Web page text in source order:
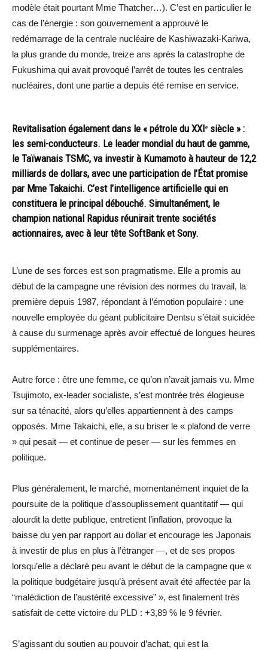
modèle était pourtant Mme Thatcher…). C’est en particulier le
cas de l’énergie : son gouvernement a approuvé le
redémarrage de la centrale nucléaire de Kashiwazaki-Kariwa,
la plus grande du monde, treize ans après la catastrophe de
Fukushima qui avait provoqué l’arrêt de toutes les centrales
nucléaires, dont une partie a depuis été remise en service.
Revitalisation également dans le « pétrole du XXIᵉ siècle » :
les semi-conducteurs. Le leader mondial du haut de gamme,
le Taïwanais TSMC, va investir à Kumamoto à hauteur de 12,2
milliards de dollars, avec une participation de l’État promise
par Mme Takaichi. C’est l’intelligence artificielle qui en
constituera le principal débouché. Simultanément, le
champion national Rapidus réunirait trente sociétés
actionnaires, avec à leur tête SoftBank et Sony.
L’une de ses forces est son pragmatisme. Elle a promis au
début de la campagne une révision des normes du travail, la
première depuis 1987, répondant à l’émotion populaire : une
nouvelle employée du géant publicitaire Dentsu s’était suicidée
à cause du surmenage après avoir effectué de longues heures
supplémentaires.
Autre force : être une femme, ce qu’on n’avait jamais vu. Mme
Tsujimoto, ex-leader socialiste, s’est montrée très élogieuse
sur sa ténacité, alors qu’elles appartiennent à des camps
opposés. Mme Takaichi, elle, a su briser le « plafond de verre
» qui pesait — et continue de peser — sur les femmes en
politique.
Plus généralement, le marché, momentanément inquiet de la
poursuite de la politique d’assouplissement quantitatif — qui
alourdit la dette publique, entretient l’inflation, provoque la
baisse du yen par rapport au dollar et encourage les Japonais
à investir de plus en plus à l’étranger —, et de ses propos
lorsqu’elle a déclaré peu avant le début de la campagne que «
la politique budgétaire jusqu’à présent avait été affectée par la
“malédiction de l’austérité excessive” », est finalement très
satisfait de cette victoire du PLD : +3,89 % le 9 février.
S’agissant du soutien au pouvoir d’achat, qui est la